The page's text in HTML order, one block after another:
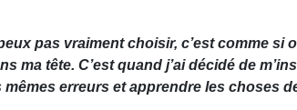
pas vraiment choisir, c’est comme si
ma tête. C’est quand j’ai décidé de
mêmes erreurs et apprendre les choses